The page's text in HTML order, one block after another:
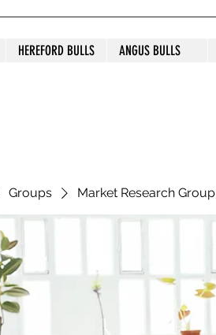
HEREFORD BULLS ANGUS BULLS
Groups Market Research Group